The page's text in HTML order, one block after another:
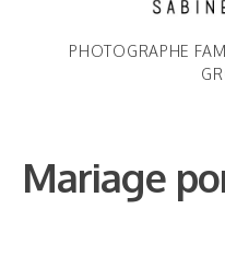
PHOTOGRAPHE
Mariage